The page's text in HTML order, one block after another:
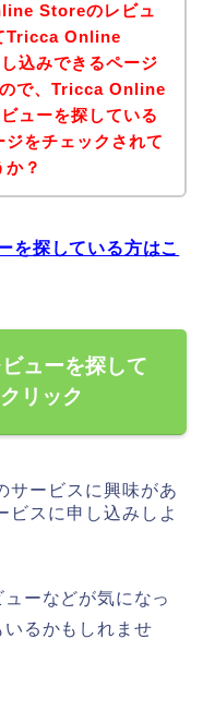
Storeのレビュ
Tricca Online
込みできるページ
で、Tricca Online
ューを探している
をチェックされて
？
探している方はこ
ューを探して
リック
ービスに興味があ
スに申し込みしよ
ーなどが気になっ
るかもしれませ